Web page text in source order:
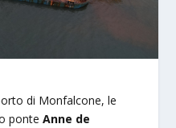
di Monfalcone, le
ponteAnne de